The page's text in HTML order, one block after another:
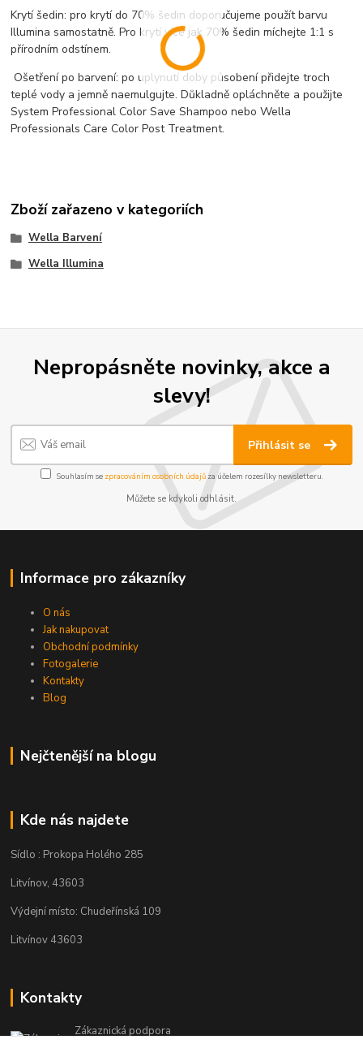
Krytí šedin: pro krytí do 70% šedin doporučujeme použít barvu
Illumina samostatně. Pro krytí více jak 70% šedin míchejte 1:1 s
přírodním odstínem.
Ošetření po barvení: po uplynutí doby působení přidejte troch
teplé vody a jemně naemulgujte. Důkladně opláchněte a použijte
System Professional Color Save Shampoo nebo Wella
Professionals Care Color Post Treatment.
Zboží zařazeno v kategoriích
Wella Barvení
Wella Illumina
Nepropásněte novinky, akce a
slevy!
Přihlásit se
Souhlasím se zpracováním osobních údajůza účelem rozesílky newsletteru.
Můžete se kdykoli odhlásit.
Informace pro zákazníky
O nás
Jak nakupovat
Obchodní podmínky
Fotogalerie
Kontakty
Blog
Nejčtenější na blogu
Kde nás najdete
Sídlo : Prokopa Holého 285
Litvínov, 43603
Výdejní místo: Chudeřínská 109
Litvínov 43603
Kontakty
Zákaznická podpora